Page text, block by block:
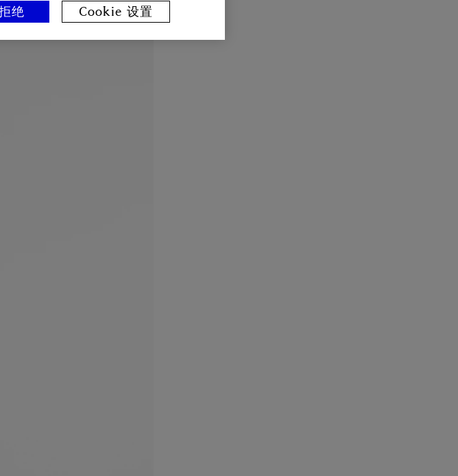
绝 Cookie 设置